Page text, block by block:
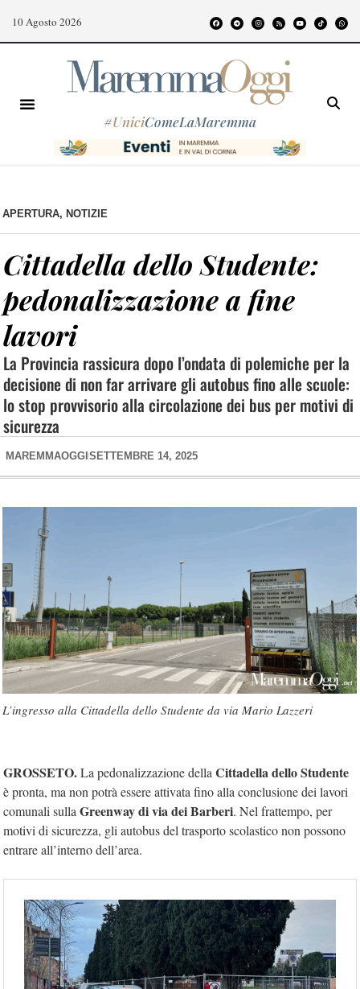
10 Agosto 2026
#UniciComeLaMaremma
APERTURA, NOTIZIE
Cittadella dello Studente:
pedonalizzazione a fine
lavori
La Provincia rassicura dopo l’ondata di polemiche per la
decisione di non far arrivare gli autobus fino alle scuole:
lo stop provvisorio alla circolazione dei bus per motivi di
sicurezza
MAREMMAOGGI SETTEMBRE 14, 2025
L’ingresso alla Cittadella dello Studente da via Mario Lazzeri
GROSSETO.La pedonalizzazione della Cittadella dello Studente
è pronta, ma non potrà essere attivata fino alla conclusione dei lavori
comunali sulla Greenway di via dei Barberi. Nel frattempo, per
motivi di sicurezza, gli autobus del trasporto scolastico non possono
entrare all’interno dell’area.